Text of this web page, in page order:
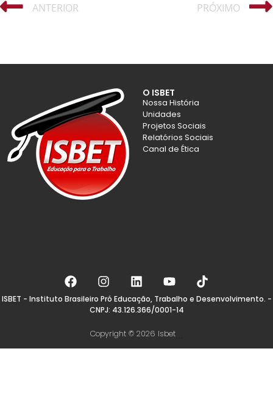
ANTERIOR PRÓXIMO
O ISBET
Nossa História
Unidades
Projetos Sociais
Relatórios Sociais
Canal de Ética
ISBET - Instituto Brasileiro Pró Educação, Trabalho e Desenvolvimento. -
CNPJ: 43.126.366/0001-14
Copyright © 2026 Isbet